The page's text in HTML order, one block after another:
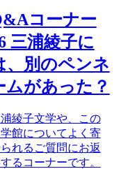
コーナー
三浦綾子に
、別のペンネ
ムがあった？
綾子文学や、この
館についてよく寄
れるご質問にお返
るコーナーです。